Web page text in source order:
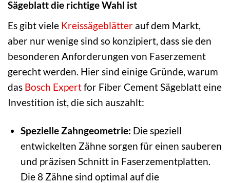
Sägeblatt die richtige Wahl ist
Es gibt viele Kreissägeblätter auf dem Markt,
aber nur wenige sind so konzipiert, dass sie den
besonderen Anforderungen von Faserzement
gerecht werden. Hier sind einige Gründe, warum
das Bosch Expertfor Fiber Cement Sägeblatt eine
Investition ist, die sich auszahlt:
Spezielle Zahngeometrie: Die speziell
entwickelten Zähne sorgen für einen sauberen
und präzisen Schnitt in Faserzementplatten.
Die 8 Zähne sind optimal auf die